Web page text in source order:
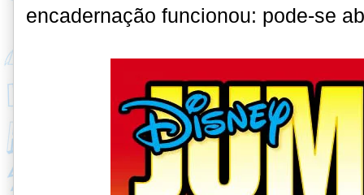
encadernação funcionou: pode-se